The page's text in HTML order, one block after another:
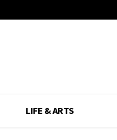
LIFE & ARTS